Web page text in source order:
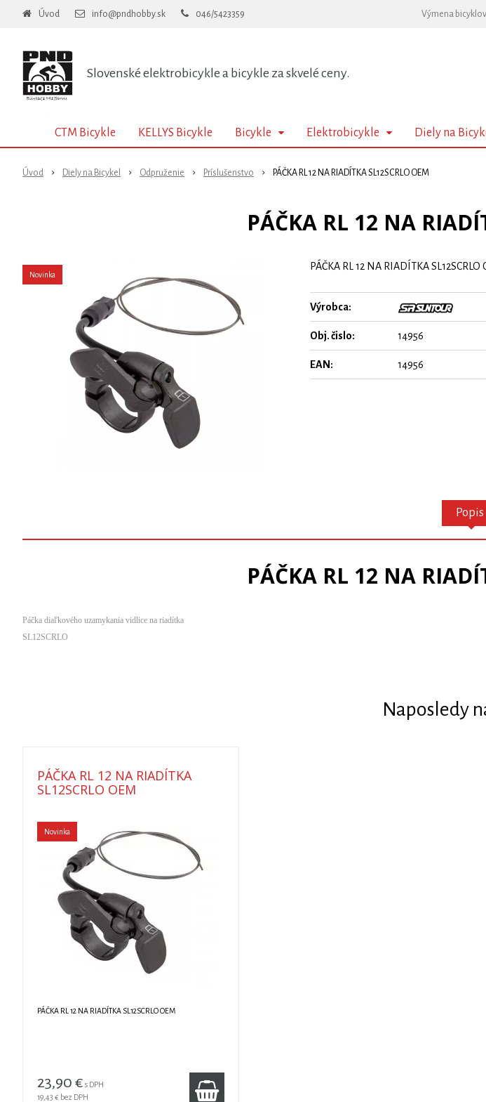
Slovenské elektrobicykle a bicykle za skvelé ceny.
Úvod info@pndhobby.sk 046/5423359 Výmena
CTM Bicykle KELLYS Bicykle Bicykle Elektrobicykle Diely na
Úvod Diely na Bicykel Odpruženie Príslušenstvo PÁČKA RL 12 NA RIADÍTKA SL12SCRLO OEM
PÁČKA RL 12 NA
Novinka
PÁČKA RL 12 NA RIADÍTKA SL12SCRLO
Výrobca:
Obj. čislo: 14956
EAN: 14956
Popis
PÁČKA RL 12 NA
Páčka diaľkového uzamykania vidlice na riadítka
SL12SCRLO
Naposledy
PÁČKA RL 12 NA RIADÍTKA
SL12SCRLO OEM
Novinka
PÁČKA RL 12 NA RIADÍTKA SL12SCRLO OEM
23,90 € s DPH
19,43 € bez DPH